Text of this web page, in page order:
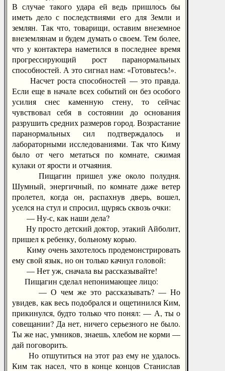
В случае такого удара ей ведь пришлось бы
иметь дело с последствиями его для Земли и
землян. Так что, товарищи, оставим внеземное
внеземлянам и будем думать о своем. Тем более,
что у контактера наметился в последнее время
прогрессирующий рост паранормальных
способностей. А это сигнал нам: «Готовьтесь!».
Насчет роста способностей — это правда.
Если еще в начале всех событий он без особого
усилия снес каменную стену, то сейчас
чувствовал себя в состоянии до основания
разрушить средних размеров город. Возрастание
паранормальных сил подтверждалось и
лабораторными исследованиями. Так что Киму
было от чего метаться по комнате, сжимая
кулаки от ярости и отчаяния.
Пищагин пришел уже около полудня.
Шумный, энергичный, по комнате даже ветер
пролетел, когда он, распахнув дверь, вошел,
уселся на стул и спросил, щурясь сквозь очки:
— Ну-с, как наши дела?
Ну просто детский доктор, этакий Айболит,
пришел к ребенку, больному корью.
Киму очень захотелось продемонстрировать
ему свой язык, но он только качнул головой:
— Нет уж, сначала вы рассказывайте!
Пищагин сделал непонимающее лицо:
— О чем же это рассказывать? — Но
увидев, как весь подобрался и ощетинился Ким,
прикинулся, будто только что понял: — А, ты о
совещании? Да нет, ничего серьезного не было.
Ты же нас, умников, знаешь, хлебом не корми —
дай поговорить.
Но отшутиться на этот раз ему не удалось.
Ким так насел, что в конце концов Станислав